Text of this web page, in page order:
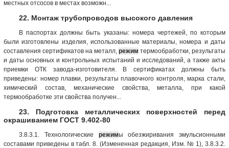
местных отсосов в местах возможн...
22. Монтаж трубопроводов высокого давления
В паспортах должны быть указаны: номера чертежей, по которым
были изготовлены изделия, использованные материалы, номера и даты
составления сертификатов на металл, режим термообработки, результаты
и даты основных и контрольных испытаний и исследований, а также акты
приемки ОТК завода-изготовителя. В сертификатах должны быть
приведены: номер плавки, результаты плавочного контроля, марка стали,
химический состав, механические свойства, металла, при какой
термообработке эти свойства получен...
23. Подготовка металлических поверхностей перед
окрашиванием ГОСТ 9.402-80
3.8.3.1. Технологические режимы обезжиривания эмульсионными
составами приведены в табл. 8. (Измененная редакция, Изм. № 1), 3.8.3.2.